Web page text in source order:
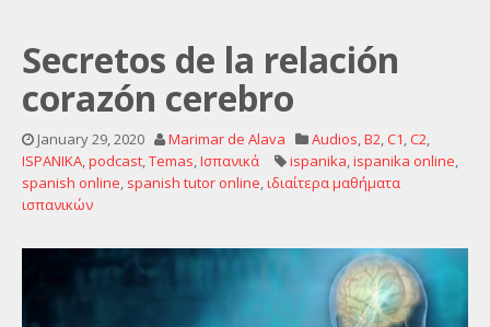
Secretos de la relación
corazón cerebro
January 29, 2020 Marimar de Alava Audios,B2, C1, C2,
ISPANIKA,podcast,Temas,Ισπανικά ispanika,ispanika online,
spanish online, spanish tutor online,ιδιαίτερα μαθήματα
ισπανικών